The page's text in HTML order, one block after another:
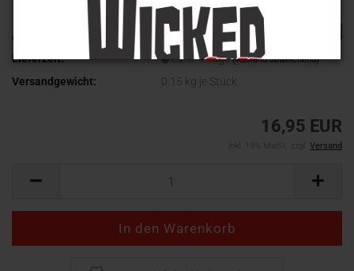
Art.Nr.:
WV-494
Lieferzeit:
ca. 3-4 Tage(Ausland abweichend)
Versandgewicht: 0.15 kg je Stück
16,95 EUR
inkl. 19% MwSt. zzgl. Versand